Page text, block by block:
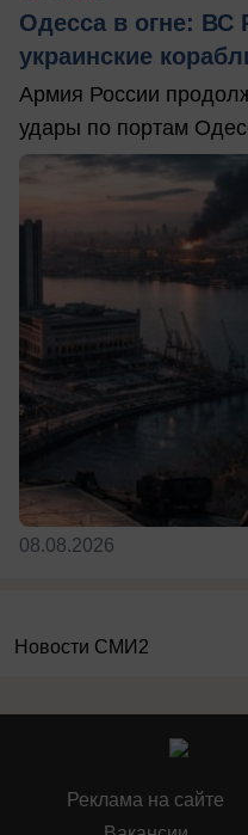
Одесса в огне: ВС
украинские
Армия России
удары по портам
08.08.2026
Новости СМИ2
Реклама на сайте